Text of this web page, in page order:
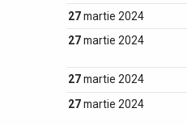
27martie 2024
27martie 2024
27martie 2024
27martie 2024